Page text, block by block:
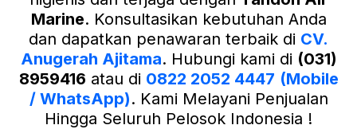
Marine. Konsultasikan kebutuhan Anda
dan dapatkan penawaran terbaik di CV.
Anugerah Ajitama. Hubungi kami di (031)
8959416 atau di 0822 2052 4447 (Mobile
/ WhatsApp). Kami Melayani Penjualan
Hingga Seluruh Pelosok Indonesia !